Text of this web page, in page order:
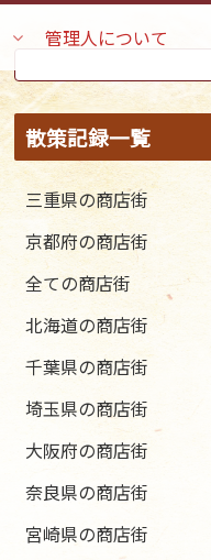
管理人について
散策記録一覧
三重県の商店街
京都府の商店街
全ての商店街
北海道の商店街
千葉県の商店街
埼玉県の商店街
大阪府の商店街
奈良県の商店街
宮崎県の商店街